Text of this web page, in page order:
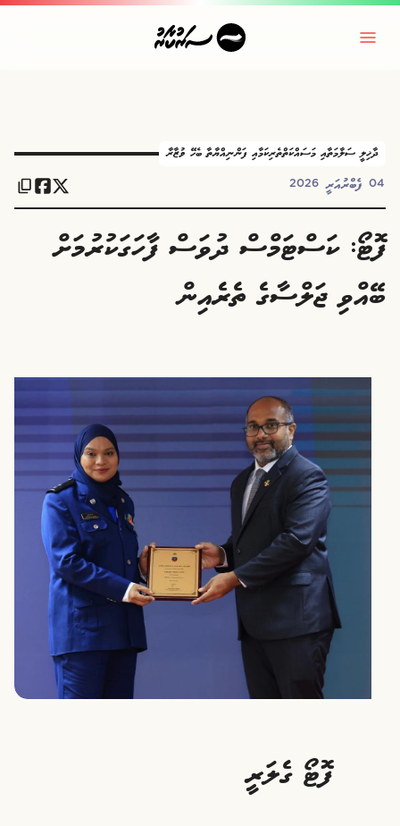
ދާޚިލީ ސަލާމަތާއި މަސައްކަތްތެރިކަމާއި ފަންނިއްޔާތާ ބެހޭ ވުޒާރާ
04 ފެބްރުއަރީ 2026
ފޮޓޯ: ކަސްޓަމްސް ދުވަސް ފާހަގަކުރުމަށް
ބޭއްވި ޖަލްސާގެ ތެރެއިން
ފޮޓޯ ގެލަރީ